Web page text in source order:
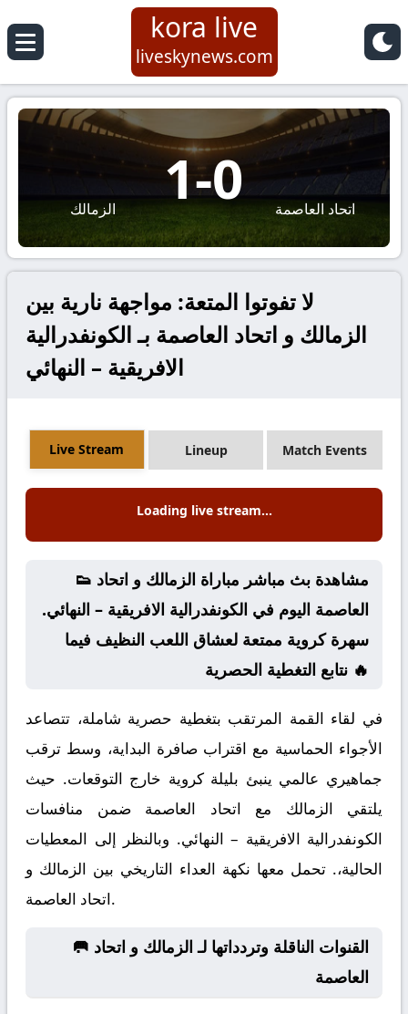
kora live
liveskynews.com
الزمالك 1-0 اتحاد العاصمة
لا تفوتوا المتعة: مواجهة نارية بين
الزمالك و اتحاد العاصمة بـ الكونفدرالية
الافريقية – النهائي
Live Stream Lineup Match Events
Loading live stream...
👟 مشاهدة بث مباشر مباراة الزمالك و اتحاد
العاصمة اليوم في الكونفدرالية الافريقية – النهائي.
سهرة كروية ممتعة لعشاق اللعب النظيف فيما
نتابع التغطية الحصرية 🔥
في لقاء القمة المرتقب بتغطية حصرية شاملة، تتصاعد
الأجواء الحماسية مع اقتراب صافرة البداية، وسط ترقب
جماهيري عالمي ينبئ بليلة كروية خارج التوقعات. حيث
يلتقي الزمالك مع اتحاد العاصمة ضمن منافسات
الكونفدرالية الافريقية – النهائي. وبالنظر إلى المعطيات
الحالية،. تحمل معها نكهة العداء التاريخي بين الزمالك و
اتحاد العاصمة.
🥅 القنوات الناقلة وتردداتها لـ الزمالك و اتحاد
العاصمة